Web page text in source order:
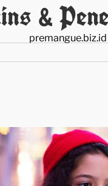
&
premangue.biz.id